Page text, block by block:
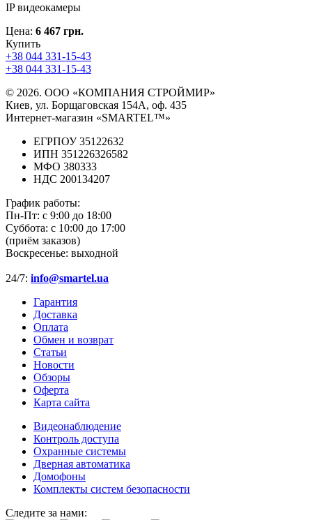
IP видеокамеры
Цена: 6 467 грн.
Купить
+38 044 331-15-43
+38 044 331-15-43
© 2026. ООО «КОМПАНИЯ СТРОЙМИР»
Киев, ул. Борщаговская 154А, оф. 435
Интернет-магазин «SMARTEL™»
ЕГРПОУ 35122632
ИПН 351226326582
МФО 380333
НДС 200134207
График работы:
Пн-Пт: с 9:00 до 18:00
Суббота: с 10:00 до 17:00
(приём заказов)
Воскресенье: выходной
24/7: info@smartel.ua
Гарантия
Доставка
Оплата
Обмен и возврат
Статьи
Новости
Обзоры
Оферта
Карта сайта
Видеонаблюдение
Контроль доступа
Охранные системы
Дверная автоматика
Домофоны
Комплекты систем безопасности
Следите за нами: